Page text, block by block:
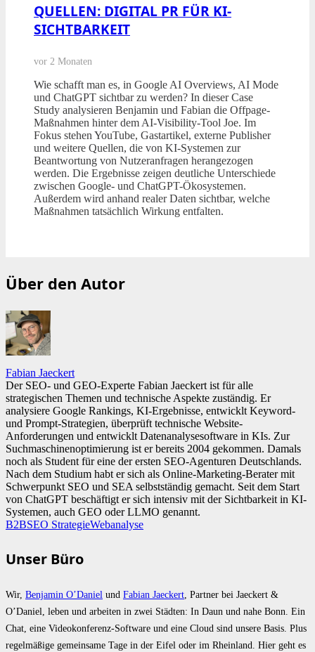
QUELLEN: DIGITAL PR FÜR KI-
SICHTBARKEIT
vor 2 Monaten
Wie schafft man es, in Google AI Overviews, AI Mode
und ChatGPT sichtbar zu werden? In dieser Case
Study analysieren Benjamin und Fabian die Offpage-
Maßnahmen hinter dem AI-Visibility-Tool Joe. Im
Fokus stehen YouTube, Gastartikel, externe Publisher
und weitere Quellen, die von KI-Systemen zur
Beantwortung von Nutzeranfragen herangezogen
werden. Die Ergebnisse zeigen deutliche Unterschiede
zwischen Google- und ChatGPT-Ökosystemen.
Außerdem wird anhand realer Daten sichtbar, welche
Maßnahmen tatsächlich Wirkung entfalten.
Über den Autor
Fabian Jaeckert
Der SEO- und GEO-Experte Fabian Jaeckert ist für alle
strategischen Themen und technische Aspekte zuständig. Er
analysiere Google Rankings, KI-Ergebnisse, entwicklt Keyword-
und Prompt-Strategien, überprüft technische Website-
Anforderungen und entwicklt Datenanalysesoftware in KIs. Zur
Suchmaschinenoptimierung ist er bereits 2004 gekommen. Damals
noch als Student für eine der ersten SEO-Agenturen Deutschlands.
Nach dem Studium habt er sich als Online-Marketing-Berater mit
Schwerpunkt SEO und SEA selbstständig gemacht. Seit dem Start
von ChatGPT beschäftigt er sich intensiv mit der Sichtbarkeit in KI-
Systemen, auch GEO oder LLMO genannt.
B2BSEO StrategieWebanalyse
Unser Büro
Wir, Benjamin O’Daniel und Fabian Jaeckert , Partner bei Jaeckert &
O’Daniel, leben und arbeiten in zwei Städten: In Daun und nahe Bonn. Ein
Chat, eine Videokonferenz-Software und eine Cloud sind unsere Basis. Plus
regelmäßige gemeinsame Tage in der Eifel oder im Rheinland. Hier geht es